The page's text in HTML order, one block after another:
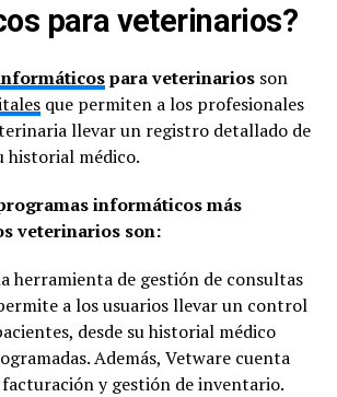
para veterinarios?
para veterinarios son
que permiten a los profesionales
llevar un registro detallado de
historial médico.
informáticos más
veterinarios son:
herramienta de gestión de consultas
a los usuarios llevar un control
desde su historial médico
Además, Vetware cuenta
y gestión de inventario.